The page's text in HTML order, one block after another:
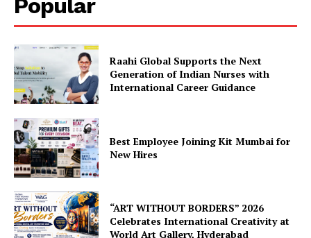
Popular
Raahi Global Supports the Next
Generation of Indian Nurses with
International Career Guidance
Best Employee Joining Kit Mumbai for
New Hires
“ART WITHOUT BORDERS” 2026
Celebrates International Creativity at
World Art Gallery, Hyderabad